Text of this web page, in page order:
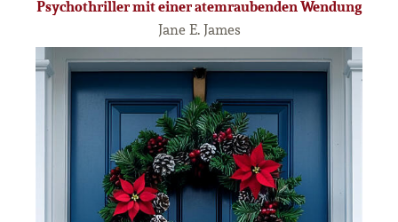
Psychothriller mit einer atemraubenden Wendung
Jane E. James